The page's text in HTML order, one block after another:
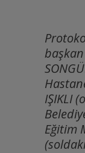
başkan
IŞIKLI
Eğitim